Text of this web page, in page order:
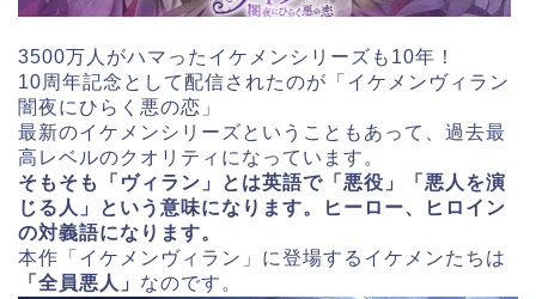
3500万人がハマったイケメンシリーズも10年！
10周年記念として配信されたのが「イケメンヴィラン
闇夜にひらく悪の恋」
最新のイケメンシリーズということもあって、過去最
高レベルのクオリティになっています。
そもそも「ヴィラン」とは英語で「悪役」「悪人を演
じる人」という意味になります。ヒーロー、ヒロイン
の対義語になります。
本作「イケメンヴィラン」に登場するイケメンたちは
「全員悪人」 なのです。